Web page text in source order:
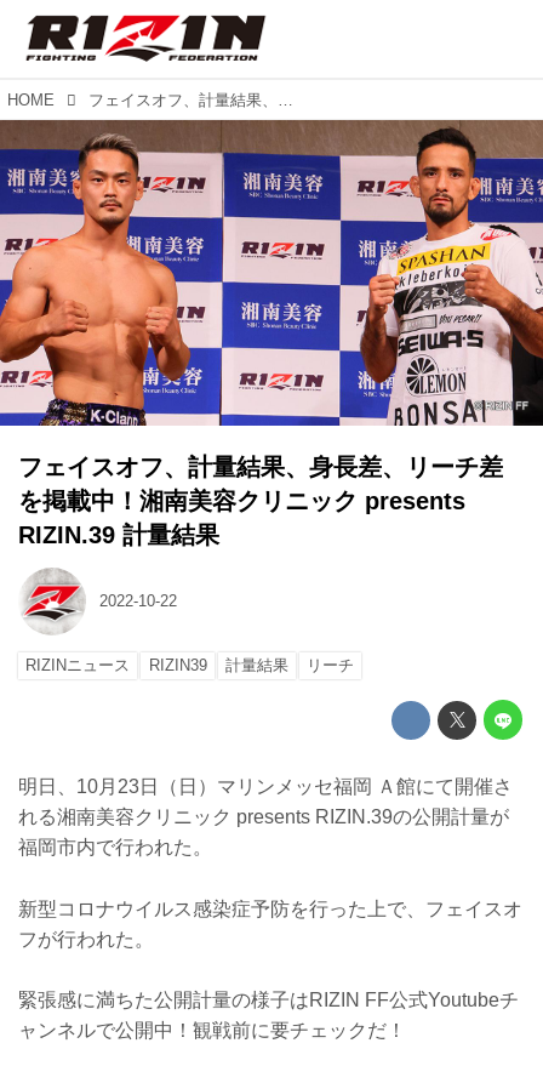
HOME フェイスオフ、計量結果、身長差、リーチ差を掲載中！湘南美容クリニック presents RIZIN.39 計量結果
フェイスオフ、計量結果、身長差、リーチ差
を掲載中！湘南美容クリニック presents
RIZIN.39 計量結果
2022-10-22
RIZINニュース RIZIN39 計量結果 リーチ
明日、10月23日（日）マリンメッセ福岡 Ａ館にて開催さ
れる湘南美容クリニック presents RIZIN.39の公開計量が
福岡市内で行われた。
新型コロナウイルス感染症予防を行った上で、フェイスオ
フが行われた。
緊張感に満ちた公開計量の様子はRIZIN FF公式Youtubeチ
ャンネルで公開中！観戦前に要チェックだ！